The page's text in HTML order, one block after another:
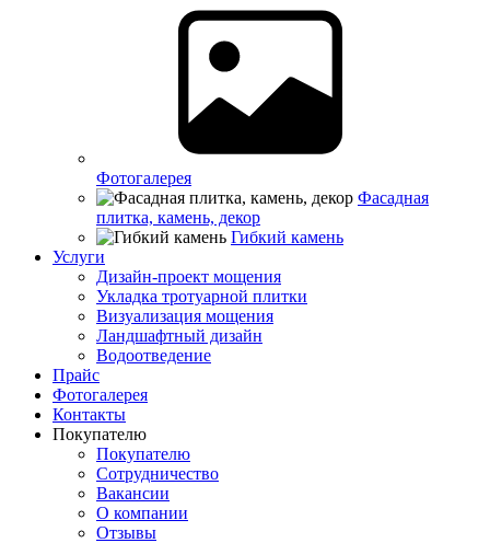
Фотогалерея
Фасадная
плитка, камень, декор
Гибкий камень
Услуги
Дизайн-проект мощения
Укладка тротуарной плитки
Визуализация мощения
Ландшафтный дизайн
Водоотведение
Прайс
Фотогалерея
Контакты
Покупателю
Покупателю
Сотрудничество
Вакансии
О компании
Отзывы